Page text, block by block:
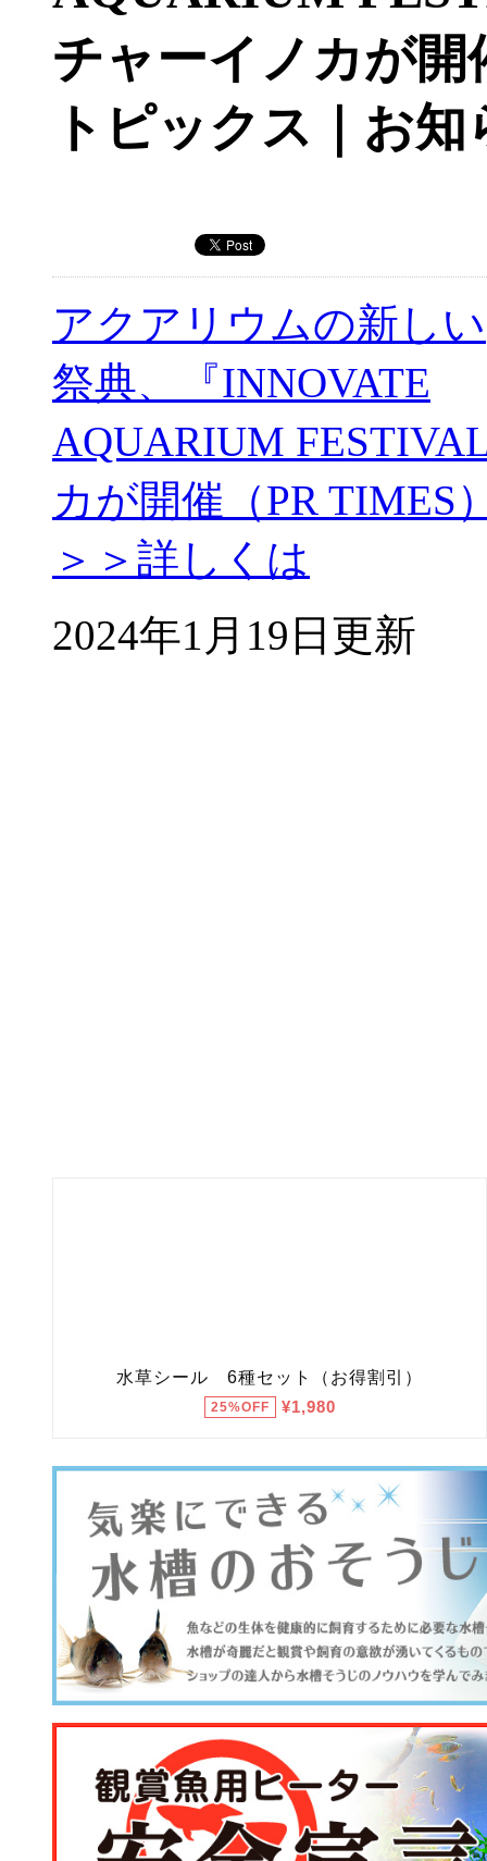
チャーイノカが開
トピックス｜お知
アクアリウムの新しい
祭典、『INNOVATE
AQUARIUM
カが開催（PR TIMES
＞＞詳しくは
2024年1月19日更新